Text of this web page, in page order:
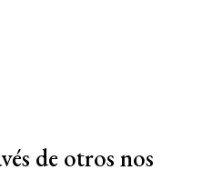
de otros nos